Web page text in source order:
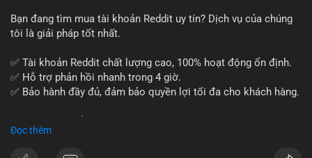
Bạn đang tìm mua tài khoản Reddit uy tín? Dịch vụ của chúng
tôi là giải pháp tốt nhất.
✅ Tài khoản Reddit chất lượng cao, 100% hoạt động ổn định.
✅ Hỗ trợ phản hồi nhanh trong 4 giờ.
✅ Bảo hành đầy đủ, đảm bảo quyền lợi tối đa cho khách hàng.
📞 WhatsApp: +1 660 215-8938
Đọc thêm